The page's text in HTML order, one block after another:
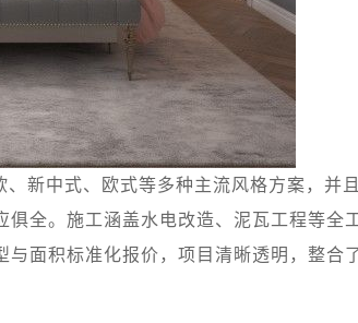
新中式、欧式等多种主流风格方案，并
全。施工涵盖水电改造、泥瓦工程等全
面积标准化报价，项目清晰透明，整合